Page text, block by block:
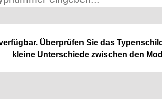
Überprüfen Sie das
kleine Unterschiede zwischen den